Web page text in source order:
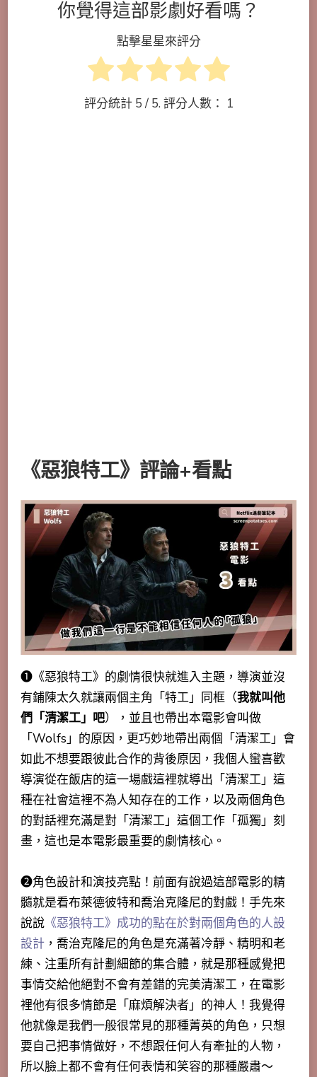
你覺得這部影劇好看嗎？
點擊星星來評分
評分統計 5/ 5. 評分人數： 1
《惡狼特工》評論+看點
➊《惡狼特工》的劇情很快就進入主題，導演並沒
有鋪陳太久就讓兩個主角「特工」同框（我就叫他
們「清潔工」吧），並且也帶出本電影會叫做
「Wolfs」的原因，更巧妙地帶出兩個「清潔工」會
如此不想要跟彼此合作的背後原因，我個人蠻喜歡
導演從在飯店的這一場戲這裡就導出「清潔工」這
種在社會這裡不為人知存在的工作，以及兩個角色
的對話裡充滿是對「清潔工」這個工作「孤獨」刻
畫，這也是本電影最重要的劇情核心。
➋角色設計和演技亮點！前面有說過這部電影的精
髓就是看布萊德彼特和喬治克隆尼的對戲！手先來
說說 《惡狼特工》成功的點在於對兩個角色的人設
設計 ，喬治克隆尼的角色是充滿著冷靜、精明和老
練、注重所有計劃細節的集合體，就是那種感覺把
事情交給他絕對不會有差錯的完美清潔工，在電影
裡他有很多情節是「麻煩解決者」的神人！我覺得
他就像是我們一般很常見的那種菁英的角色，只想
要自己把事情做好，不想跟任何人有牽扯的人物，
所以臉上都不會有任何表情和笑容的那種嚴肅～